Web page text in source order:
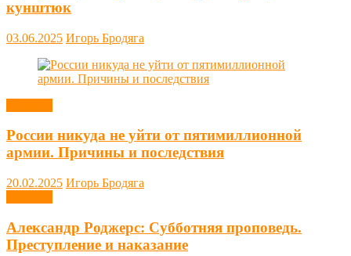
кунштюк
03.06.2025 Игорь Бродяга
России никуда не уйти от пятимиллионной
армии. Причины и последствия
20.02.2025 Игорь Бродяга
Александр Роджерс: Субботняя проповедь.
Преступление и наказание